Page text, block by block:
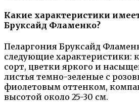
Какие характеристики
Бруксайд Фламенко?
Пеларгония Бруксайд
следующие характеристики:
сорт, цветки яркого и
листья темно-зеленые с
фиолетовым оттенком,
высотой около 25-30 см.